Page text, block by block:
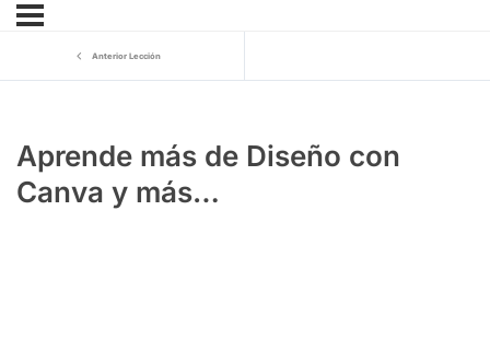
Anterior Lección
Aprende más de Diseño con
Canva y más…